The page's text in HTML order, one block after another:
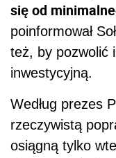
się od
poinformował
też, by pozwolić
inwestycyjną.
Według prezes
rzeczywistą
osiągną tylko